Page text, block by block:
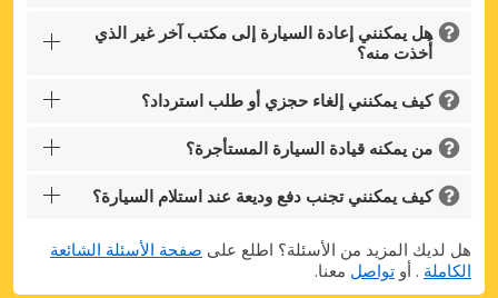
هل يمكنني إعادة السيارة إلى مكتب آخر غير الذي
أُخذت منه؟
كيف يمكنني إلغاء حجزي أو طلب استرداد؟
من يمكنه قيادة السيارة المستأجرة؟
كيف يمكنني تجنب دفع وديعة عند استلام السيارة؟
هل لديك المزيد من الأسئلة؟ اطلع على صفحة الأسئلة الشائعة
الكاملة . أو تواصل معنا.